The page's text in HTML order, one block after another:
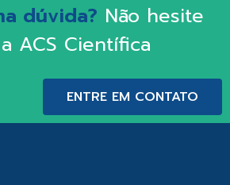
dúvida? Não hesite
ACS Científica
ENTRE EM CONTATO